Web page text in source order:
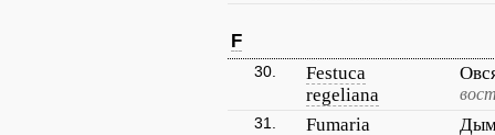
F
30.
Festuca
regeliana
31.
Fumaria